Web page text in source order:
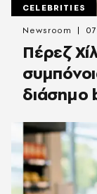
CELEBRITIES
Πέρεζ
διάσημο
Newsroom